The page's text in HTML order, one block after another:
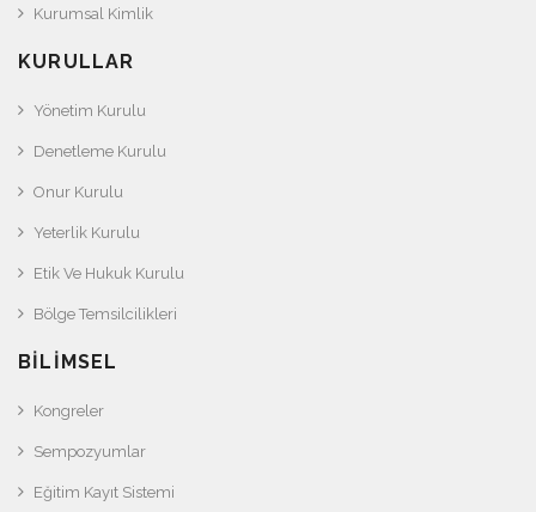
Kurumsal Kimlik
KURULLAR
Yönetim Kurulu
Denetleme Kurulu
Onur Kurulu
Yeterlik Kurulu
Etik Ve Hukuk Kurulu
Bölge Temsilcilikleri
BILIMSEL
Kongreler
Sempozyumlar
Eğitim Kayıt Sistemi